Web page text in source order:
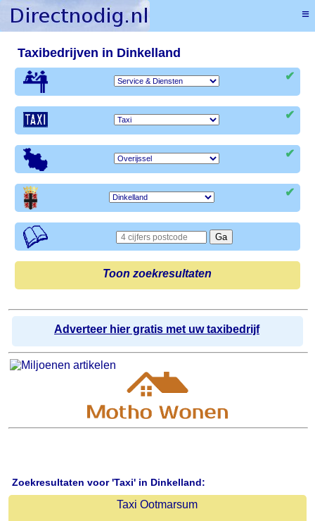
Taxibedrijven in Dinkelland
✔
✔
✔
✔
Toon zoekresultaten
Adverteer hier gratis met uw taxibedrijf
Zoekresultaten voor 'Taxi' in Dinkelland:
Taxi Ootmarsum
≡